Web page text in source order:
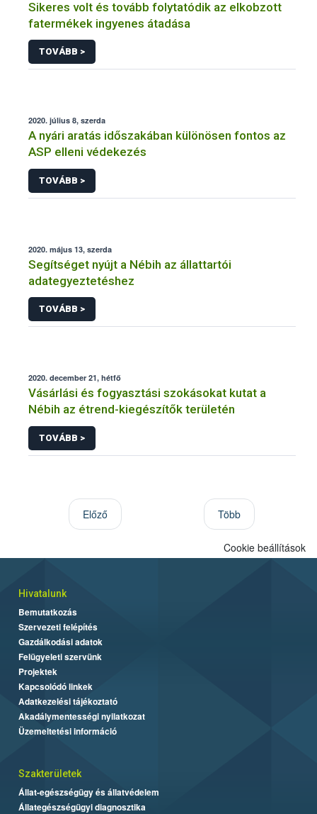
Sikeres volt és tovább folytatódik az elkobzott
fatermékek ingyenes átadása
TOVÁBB >
2020. július 8, szerda
A nyári aratás időszakában különösen fontos az
ASP elleni védekezés
TOVÁBB >
2020. május 13, szerda
Segítséget nyújt a Nébih az állattartói
adategyeztetéshez
TOVÁBB >
2020. december 21, hétfő
Vásárlási és fogyasztási szokásokat kutat a
Nébih az étrend-kiegészítők területén
TOVÁBB >
Előző Több
Cookie beállítások
Hivatalunk
Bemutatkozás
Szervezeti felépítés
Gazdálkodási adatok
Felügyeleti szervünk
Projektek
Kapcsolódó linkek
Adatkezelési tájékoztató
Akadálymentességi nyilatkozat
Üzemeltetési információ
Szakterületek
Állat-egészségügy és állatvédelem
Állategészségügyi diagnosztika